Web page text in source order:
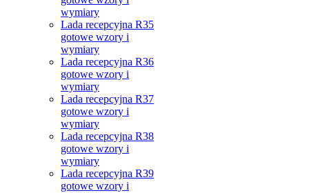
wymiary
Lada recepcyjna R35
gotowe wzory i
wymiary
Lada recepcyjna R36
gotowe wzory i
wymiary
Lada recepcyjna R37
gotowe wzory i
wymiary
Lada recepcyjna R38
gotowe wzory i
wymiary
Lada recepcyjna R39
gotowe wzory i